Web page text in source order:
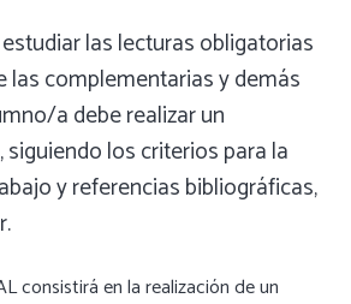
las lecturas obligatorias
las complementarias y demás
a debe realizar un
siguiendo los criterios para la
y referencias bibliográficas,
consistirá en la realización de un